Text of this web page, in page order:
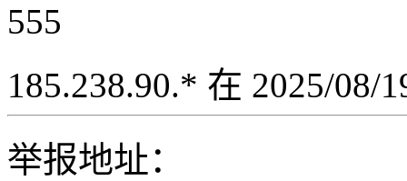
555
185.238.90.* 在 2025/08/
举报地址：